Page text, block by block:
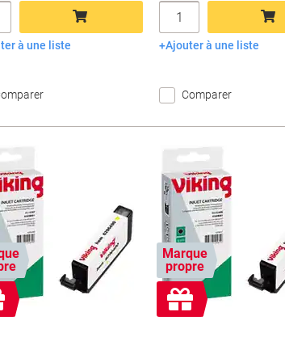
Ajouter au panier
à une liste
Quantité
Ajouter au
Ajouter à une liste
Comparer
Marque
propre
Cadeau
gratuit